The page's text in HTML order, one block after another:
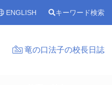
ENGLISH キーワード検索
竜の口法子の校長日誌